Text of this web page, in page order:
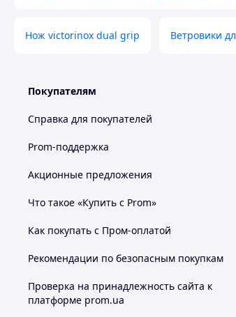
Нож victorinox dual grip Ветровики
Покупателям
Справка для покупателей
Prom-поддержка
Акционные предложения
Что такое «Купить с Prom»
Как покупать с Пром-оплатой
Рекомендации по безопасным покупкам
Проверка на принадлежность сайта к
платформе prom.ua